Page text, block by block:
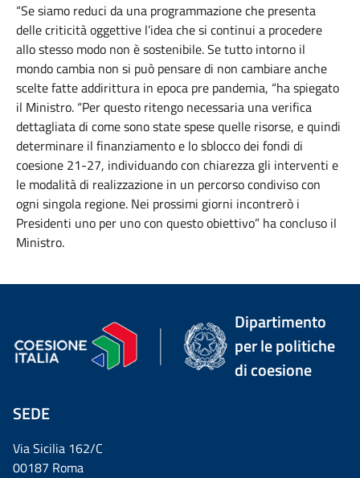
“Se siamo reduci da una programmazione che presenta
delle criticità oggettive l’idea che si continui a procedere
allo stesso modo non è sostenibile. Se tutto intorno il
mondo cambia non si può pensare di non cambiare anche
scelte fatte addirittura in epoca pre pandemia, “ha spiegato
il Ministro. “Per questo ritengo necessaria una verifica
dettagliata di come sono state spese quelle risorse, e quindi
determinare il finanziamento e lo sblocco dei fondi di
coesione 21-27, individuando con chiarezza gli interventi e
le modalità di realizzazione in un percorso condiviso con
ogni singola regione. Nei prossimi giorni incontrerò i
Presidenti uno per uno con questo obiettivo” ha concluso il
Ministro.
Dipartimento
per le politiche
di coesione
SEDE
Via Sicilia 162/C
00187 Roma